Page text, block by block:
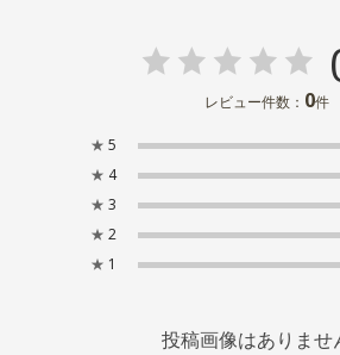
レビュー件数： 0件
★ 5
★ 4
★ 3
★ 2
★ 1
投稿画像はありませ